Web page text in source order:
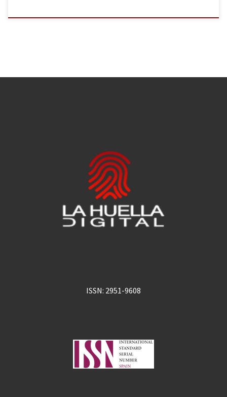
ISSN: 2951-9608